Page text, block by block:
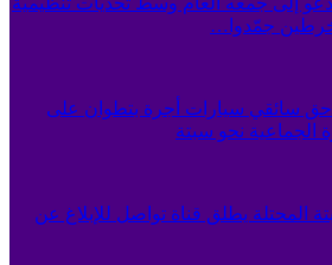
جمّدوا…
سائقي سيارات أجرة بتطوان على
الجماعية نحو سبتة
المحتلة يطلق قناة تواصل للإبلاغ عن